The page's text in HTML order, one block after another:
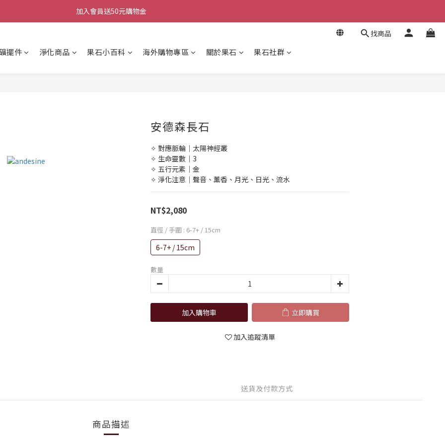
加入會員送50元購物金
每週三/四/五 20:30 IG直播
找商品
擺件 淨化商品 果石小百科 海外購物專區 關於果石 果石社群
安德森長石
✧ 對應脈輪｜太陽神經叢
✧ 生命靈數｜3
✧ 五行元素｜金
✧ 淨化注意｜聲音、薰香、月光、日光、流水
NT$2,080
直徑 / 手圍 : 6-7+ / 15cm
6-7+ / 15cm
數量
加入購物車 立即購買
加入追蹤清單
送貨及付款方式
商品描述